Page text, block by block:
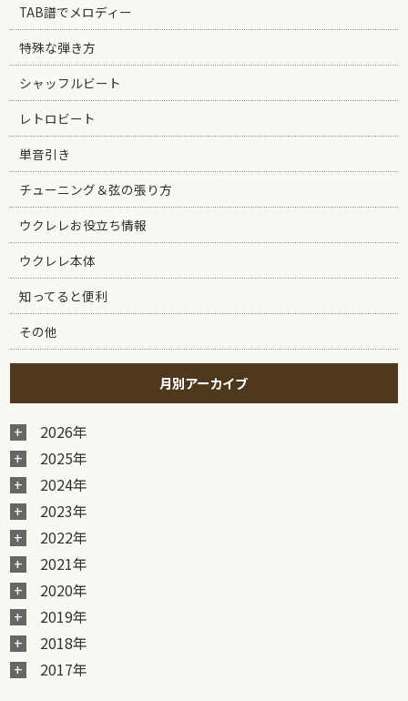
TAB譜でメロディー
特殊な弾き方
シャッフルビート
レトロビート
単音引き
チューニング＆弦の張り方
ウクレレお役立ち情報
ウクレレ本体
知ってると便利
その他
月別アーカイブ
2026年
2025年
2024年
2023年
2022年
2021年
2020年
2019年
2018年
2017年